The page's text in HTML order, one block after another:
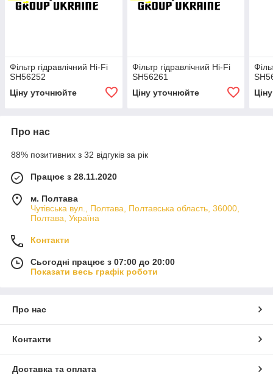
Фільтр гідравлічний Hi-Fi
SH56252
Ціну уточнюйте
Фільтр гідравлічний Hi-Fi
SH56261
Ціну уточнюйте
Про нас
88% позитивних з 32 відгуків за рік
Працює з 28.11.2020
м. Полтава
Чутівська вул., Полтава, Полтавська область, 36000,
Полтава, Україна
Контакти
Сьогодні працює з 07:00 до 20:00
Показати весь графік роботи
Про нас
Контакти
Доставка та оплата